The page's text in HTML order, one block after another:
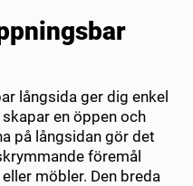
långsida ger dig enkel
en öppen och
på långsidan gör det
föremål
möbler. Den breda